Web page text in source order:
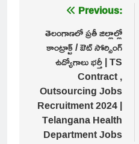
navigation
Previous:
తెలంగాణలో ప్రతీ జిల్లాల్లో
కాంట్రాక్ట్ / ఔట్ సోర్సింగ్
ఉద్యోగాలు భర్తీ | TS
Contract ,
Outsourcing Jobs
Recruitment 2024 |
Telangana Health
Department Jobs